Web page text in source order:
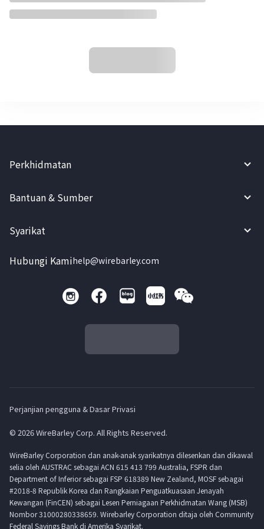
Perkhidmatan
Bantuan & Sumber
Syarikat
Hubungi Kamihelp@wirebarley.com
Perjanjian pengguna & Dasar Privasi
© 2026 WireBarley Corp. All Rights Reserved.
WireBarley Corporation dan anak-anak syarikatnya dilesenkan dan dikawal
selia oleh AUSTRAC sebagai ACN 615 413 799 Australia, FSPR dan
Department of Inferior sebagai FSP 618389 New Zealand, MOSF sebagai
#2018-8 Republik Korea dan Rangkaian Penguatkuasaan Jenayah
Kewangan (FinCEN) sebagai Lesen Perniagaan Perkhidmatan Wang (MSB)
Nombor 31000280338659. Wirebarley Corporation ditaja oleh Community
Federal Savings Bank di Amerika Syarikat.